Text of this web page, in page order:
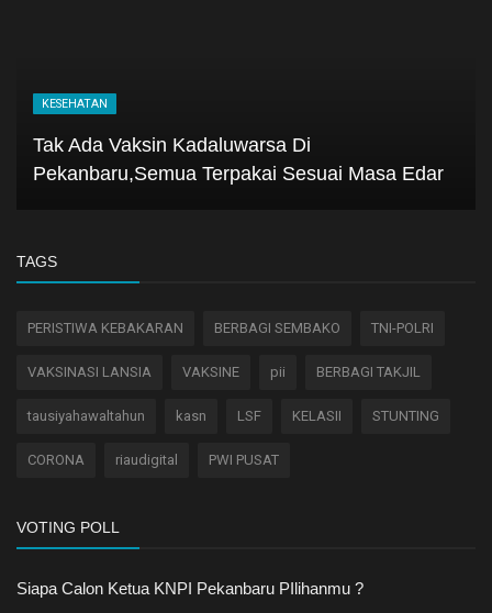
KESEHATAN
Tak Ada Vaksin Kadaluwarsa Di
Pekanbaru,Semua Terpakai Sesuai Masa Edar
TAGS
PERISTIWA KEBAKARAN BERBAGI SEMBAKO TNI-POLRI
VAKSINASI LANSIA VAKSINE pii BERBAGI TAKJIL
tausiyahawaltahun kasn LSF KELASII STUNTING
CORONA riaudigital PWI PUSAT
VOTING POLL
Siapa Calon Ketua KNPI Pekanbaru PIlihanmu ?